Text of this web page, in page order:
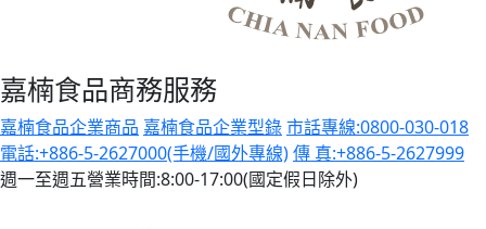
嘉楠食品商務服務
嘉楠食品企業商品 嘉楠食品企業型錄市話專線:0800-030-018
電話:+886-5-2627000(手機/國外專線)傳 真:+886-5-2627999
週一至週五營業時間:8:00-17:00(國定假日除外)